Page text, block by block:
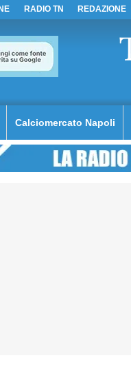
RADIO TN REDAZIONE
Calciomercato Napoli